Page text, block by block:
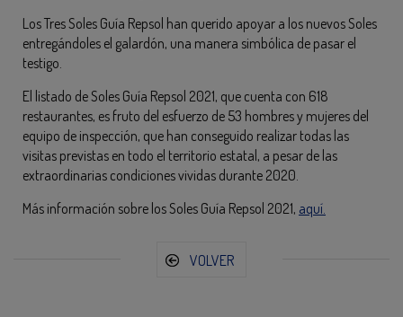
Los Tres Soles Guía Repsol han querido apoyar a los nuevos Soles
entregándoles el galardón, una manera simbólica de pasar el
testigo.
El listado de Soles Guía Repsol 2021, que cuenta con 618
restaurantes, es fruto del esfuerzo de 53 hombres y mujeres del
equipo de inspección, que han conseguido realizar todas las
visitas previstas en todo el territorio estatal, a pesar de las
extraordinarias condiciones vividas durante 2020.
Más información sobre los Soles Guía Repsol 2021, aquí.
VOLVER